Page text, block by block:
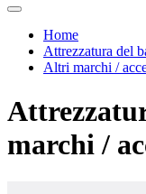
Home
Attrezzatura del
Altri marchi /
marchi /